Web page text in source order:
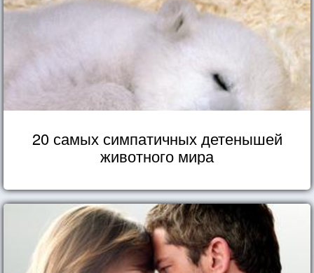
20 самых симпатичных детенышей
животного мира